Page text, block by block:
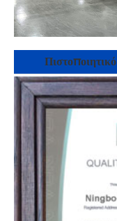
Πιστοποιητικό